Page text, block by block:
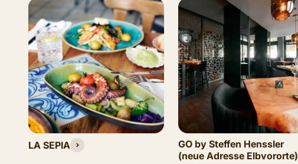
LA SEPIA
GO by Steffen Henssler
(neue Adresse Elbvororte)